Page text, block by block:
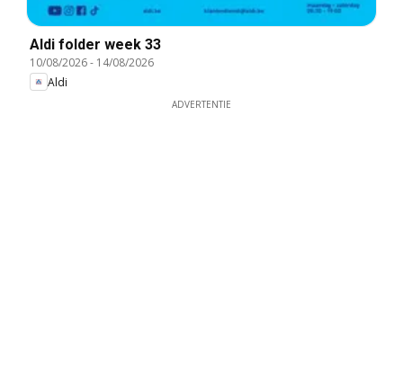
Aldi folder week 33
10/08/2026- 14/08/2026
Aldi
ADVERTENTIE